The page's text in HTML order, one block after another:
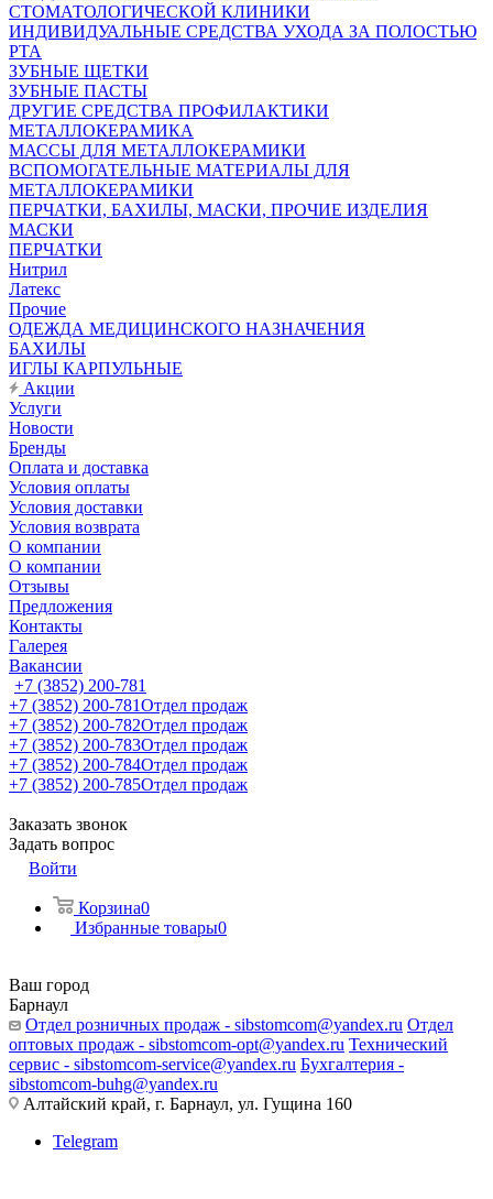
СТОМАТОЛОГИЧЕСКОЙ КЛИНИКИ
ИНДИВИДУАЛЬНЫЕ СРЕДСТВА УХОДА ЗА ПОЛОСТЬЮ
РТА
ЗУБНЫЕ ЩЕТКИ
ЗУБНЫЕ ПАСТЫ
ДРУГИЕ СРЕДСТВА ПРОФИЛАКТИКИ
МЕТАЛЛОКЕРАМИКА
МАССЫ ДЛЯ МЕТАЛЛОКЕРАМИКИ
ВСПОМОГАТЕЛЬНЫЕ МАТЕРИАЛЫ ДЛЯ
МЕТАЛЛОКЕРАМИКИ
ПЕРЧАТКИ, БАХИЛЫ, МАСКИ, ПРОЧИЕ ИЗДЕЛИЯ
МАСКИ
ПЕРЧАТКИ
Нитрил
Латекс
Прочие
ОДЕЖДА МЕДИЦИНСКОГО НАЗНАЧЕНИЯ
БАХИЛЫ
ИГЛЫ КАРПУЛЬНЫЕ
Акции
Услуги
Новости
Бренды
Оплата и доставка
Условия оплаты
Условия доставки
Условия возврата
О компании
О компании
Отзывы
Предложения
Контакты
Галерея
Вакансии
+7 (3852) 200-781
+7 (3852) 200-781Отдел продаж
+7 (3852) 200-782Отдел продаж
+7 (3852) 200-783Отдел продаж
+7 (3852) 200-784Отдел продаж
+7 (3852) 200-785Отдел продаж
Заказать звонок
Задать вопрос
Войти
Корзина0
Избранные товары0
Ваш город
Барнаул
Отдел розничных продаж - sibstomcom@yandex.ru Отдел
оптовых продаж - sibstomcom-opt@yandex.ru Технический
сервис - sibstomcom-service@yandex.ru Бухгалтерия -
sibstomcom-buhg@yandex.ru
Алтайский край, г. Барнаул, ул. Гущина 160
Telegram